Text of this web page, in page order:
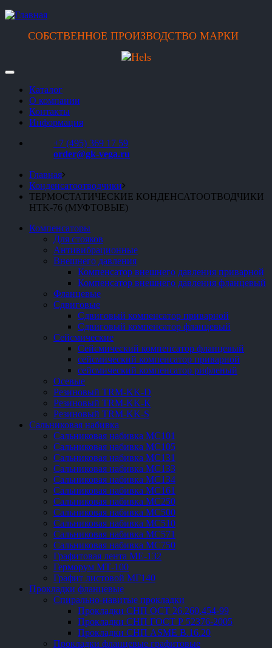
СОБСТВЕННОЕ ПРОИЗВОДСТВО МАРКИ
Каталог
О компании
Контакты
Информация
+7 (495) 369 17 59
order@gk-vega.ru
Главная
Конденсатоотводчики
ТЕРМОСТАТИЧЕСКИЕ КОНДЕНСАТООТВОДЧИКИ
HTK-76 (МУФТОВЫЕ)
Компенсаторы
Для стояков
Антивибрационные
Внешнего давления
Компенсатор внешнего давления приварной
Компенсатор внешнего давления фланцевый
Фланцевые
Сдвиговые
Сдвиговый компенсатор приварной
Сдвиговый компенсатор фланцевый
Сейсмические
Сейсмический компенсатор фланцевый
сейсмический компенсатор приварной
сейсмический компенсатор рифленый
Осевые
Резиновый TRM-KK-D
Резиновый TRM-KK-K
Резиновый TRM-KK-S
Сальниковая набивка
Сальниковая набивка МС101
Сальниковая набивка МС105
Сальниковая набивка МС131
Сальниковая набивка МС133
Сальниковая набивка МС134
Сальниковая набивка МС161
Сальниковая набивка МС250
Сальниковая набивка МС500
Сальниковая набивка МС510
Сальниковая набивка МС571
Сальниковая набивка МС750
Графитовая лента МЕ-132
Герморум МТ-100
Графит листовой МГ140
Прокладки фланцевые
Спирально-навитые прокладки
Прокладки СНП ОСТ 26.260.454-99
Прокладки СНП ГОСТ Р 52376-2005
Прокладки СНП ASME В.16.20
Прокладки фланцевые графитовые